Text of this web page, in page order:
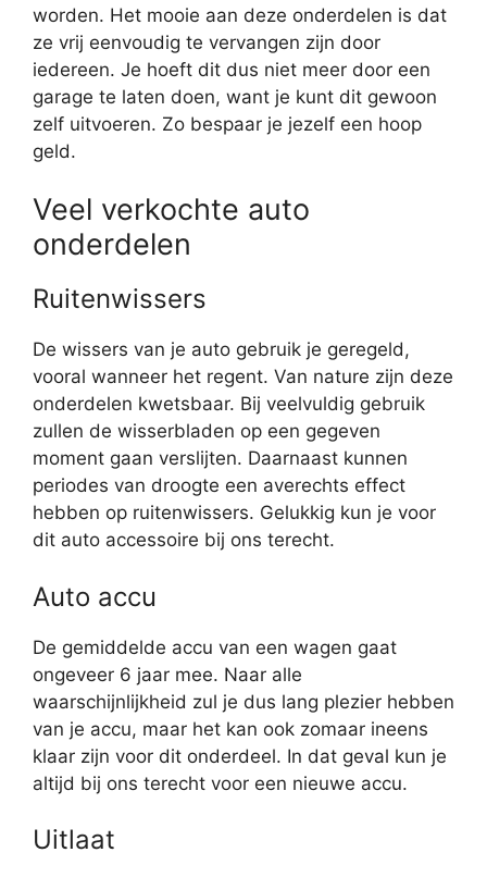
worden. Het mooie aan deze onderdelen is dat
ze vrij eenvoudig te vervangen zijn door
iedereen. Je hoeft dit dus niet meer door een
garage te laten doen, want je kunt dit gewoon
zelf uitvoeren. Zo bespaar je jezelf een hoop
geld.
Veel verkochte auto
onderdelen
Ruitenwissers
De wissers van je auto gebruik je geregeld,
vooral wanneer het regent. Van nature zijn deze
onderdelen kwetsbaar. Bij veelvuldig gebruik
zullen de wisserbladen op een gegeven
moment gaan verslijten. Daarnaast kunnen
periodes van droogte een averechts effect
hebben op ruitenwissers. Gelukkig kun je voor
dit auto accessoire bij ons terecht.
Auto accu
De gemiddelde accu van een wagen gaat
ongeveer 6 jaar mee. Naar alle
waarschijnlijkheid zul je dus lang plezier hebben
van je accu, maar het kan ook zomaar ineens
klaar zijn voor dit onderdeel. In dat geval kun je
altijd bij ons terecht voor een nieuwe accu.
Uitlaat